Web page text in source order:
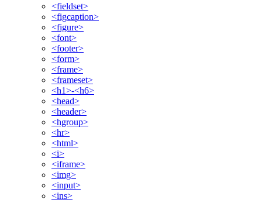
<fieldset>
<figcaption>
<figure>
<font>
<footer>
<form>
<frame>
<frameset>
<h1>-<h6>
<head>
<header>
<hgroup>
<hr>
<html>
<i>
<iframe>
<img>
<input>
<ins>